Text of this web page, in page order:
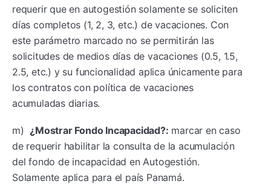
requerir que en autogestión solamente se soliciten
días completos (1, 2, 3, etc.) de vacaciones. Con
este parámetro marcado no se permitirán las
solicitudes de medios días de vacaciones (0.5, 1.5,
2.5, etc.) y su funcionalidad aplica únicamente para
los contratos con política de vacaciones
acumuladas diarias.
m) ¿Mostrar Fondo Incapacidad?: marcar en caso
de requerir habilitar la consulta de la acumulación
del fondo de incapacidad en Autogestión.
Solamente aplica para el país Panamá.